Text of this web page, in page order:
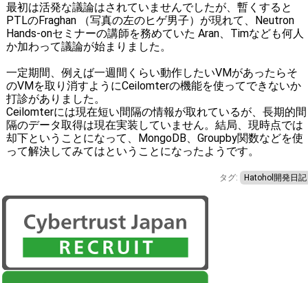
最初は活発な議論はされていませんでしたが、暫くすると
PTLのFraghan （写真の左のヒゲ男子）が現れて、Neutron
Hands-onセミナーの講師を務めていた Aran、Timなども何人
か加わって議論が始まりました。
一定期間、例えば一週間くらい動作したいVMがあったらそ
のVMを取り消すようにCeilomterの機能を使ってできないか
打診がありました。
Ceilomterには現在短い間隔の情報が取れているが、長期的間
隔のデータ取得は現在実装していません。結局、現時点では
却下ということになって、MongoDB、Groupby関数などを使
って解決してみてはということになったようです。
タグ: Hatohol開発日記